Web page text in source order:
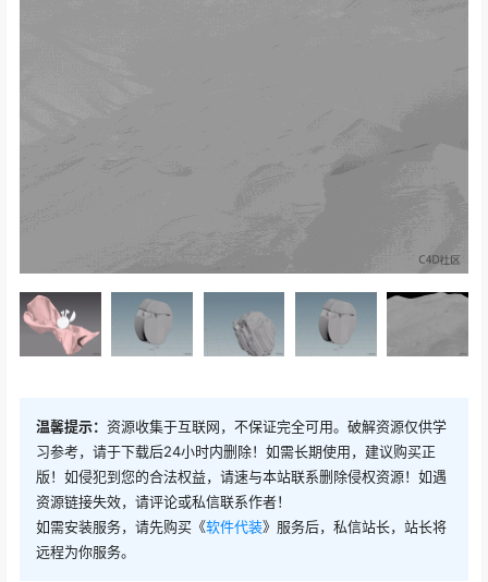
温馨提示： 资源收集于互联网，不保证完全可用。破解资源仅供学
习参考，请于下载后24小时内删除！如需长期使用，建议购买正
版！如侵犯到您的合法权益，请速与本站联系删除侵权资源！如遇
资源链接失效，请评论或私信联系作者！
如需安装服务，请先购买《软件代装》服务后，私信站长，站长将
远程为你服务。